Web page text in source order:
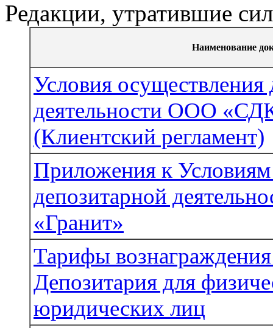
Редакции, утратившие
Наименование
Условия осуществления
деятельности ООО
(Клиентский регламент)
Приложения к
депозитарной
«Гранит»
Тарифы вознаграждения
Депозитария для
юридических лиц